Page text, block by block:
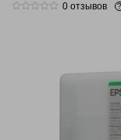
0 отзывов